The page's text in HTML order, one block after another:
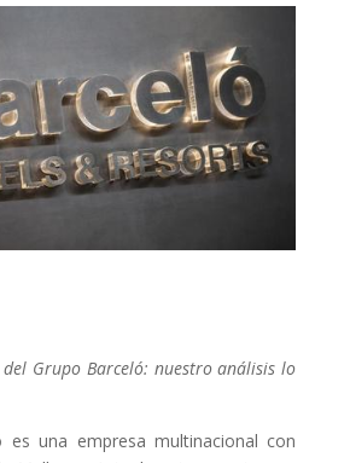
Grupo Barceló: nuestro análisis lo
es una empresa multinacional con